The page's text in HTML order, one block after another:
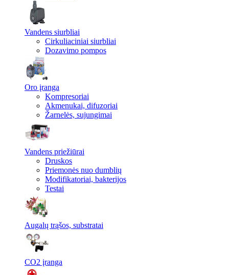
Vandens siurbliai
Cirkuliaciniai siurbliai
Dozavimo pompos
Oro įranga
Kompresoriai
Akmenukai, difuzoriai
Žarnelės, sujungimai
Vandens priežiūrai
Druskos
Priemonės nuo dumblių
Modifikatoriai, bakterijos
Testai
Augalų trąšos, substratai
CO2 įranga